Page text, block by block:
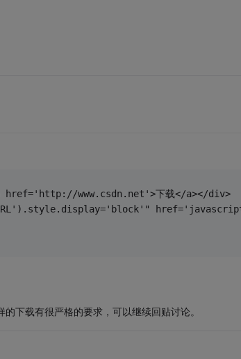
www.csdn.net'>下载</a></div>
下载有很严格的要求，可以继续回贴讨论。